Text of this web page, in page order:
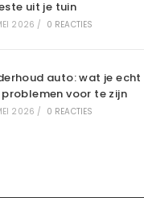
uit je tuin
2026 / 0 REACTIES
auto: wat je
voor te zijn
2026 / 0 REACTIES